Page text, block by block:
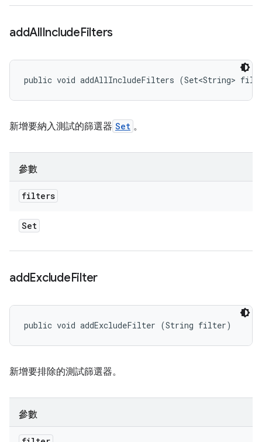
addAllIncludeFilters
public void addAllIncludeFilters (Set<String>
新增要納入測試的篩選器 Set 。
參數
filters
Set
addExcludeFilter
public void addExcludeFilter (String filter)
新增要排除的測試篩選器。
參數